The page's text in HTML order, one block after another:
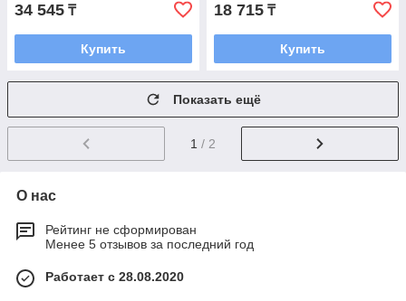
34 545 ₸
Купить
18 715 ₸
Купить
Показать ещё
1 / 2
О нас
Рейтинг не сформирован
Менее 5 отзывов за последний год
Работает с 28.08.2020